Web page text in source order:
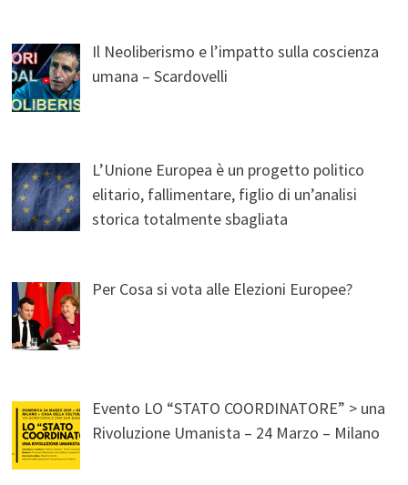
Il Neoliberismo e l’impatto sulla coscienza
umana – Scardovelli
L’Unione Europea è un progetto politico
elitario, fallimentare, figlio di un’analisi
storica totalmente sbagliata
Per Cosa si vota alle Elezioni Europee?
Evento LO “STATO COORDINATORE” > una
Rivoluzione Umanista – 24 Marzo – Milano